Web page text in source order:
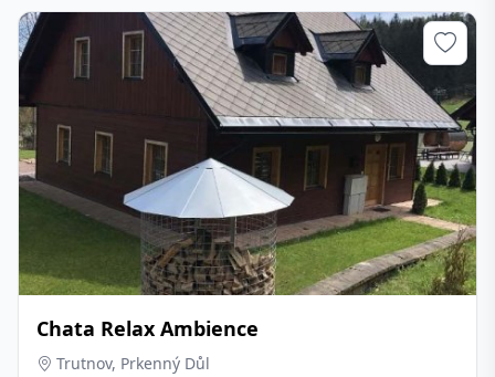
Chata Relax Ambience
Trutnov, Prkenný Důl